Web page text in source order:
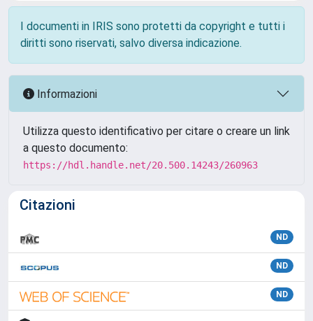
I documenti in IRIS sono protetti da copyright e tutti i
diritti sono riservati, salvo diversa indicazione.
Informazioni
Utilizza questo identificativo per citare o creare un link
a questo documento:
https://hdl.handle.net/20.500.14243/260963
Citazioni
ND
ND
ND